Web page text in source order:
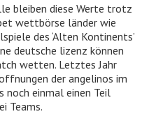
bleiben diese Werte trotz
wettbörse länder wie
des ‘Alten Kontinents’
deutsche lizenz können
wetten. Letztes Jahr
der angelinos im
noch einmal einen Teil
Teams.